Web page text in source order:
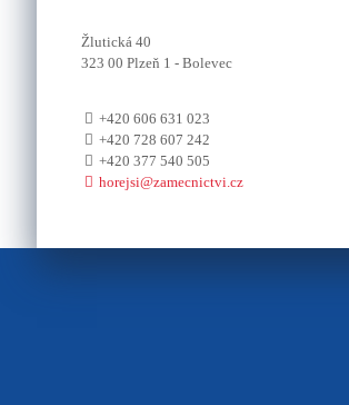
Žlutická 40
323 00 Plzeň 1 - Bolevec
+420 606 631 023
+420 728 607 242
+420 377 540 505
horejsi@zamecnictvi.cz